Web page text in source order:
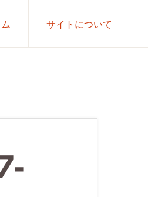
サイトについて